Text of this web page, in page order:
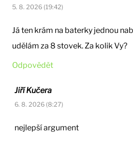
5. 8. 2026 (19:42)
Já ten krám na baterky jednou
udělám za 8 stovek. Za kolik Vy?
Odpovědět
Jiří Kučera
6. 8. 2026 (8:27)
nejlepší argument